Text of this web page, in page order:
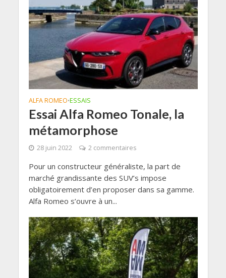
ALFA ROMEO•ESSAIS
Essai Alfa Romeo Tonale, la
métamorphose
28 juin 2022 2 commentaires
Pour un constructeur généraliste, la part de
marché grandissante des SUV’s impose
obligatoirement d’en proposer dans sa gamme.
Alfa Romeo s’ouvre à un...